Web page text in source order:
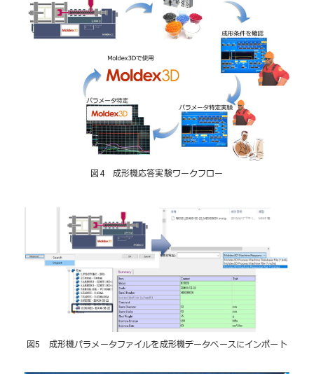
図4 成形機応答実験ワークフロー
図5 成形機パラメータファイルを成形機データベースにインポート